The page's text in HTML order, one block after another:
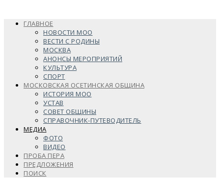
ГЛАВНОЕ
НОВОСТИ МОО
ВЕСТИ С РОДИНЫ
МОСКВА
АНОНСЫ МЕРОПРИЯТИЙ
КУЛЬТУРА
СПОРТ
МОСКОВСКАЯ ОСЕТИНСКАЯ ОБЩИНА
ИСТОРИЯ МОО
УСТАВ
СОВЕТ ОБЩИНЫ
СПРАВОЧНИК-ПУТЕВОДИТЕЛЬ
МЕДИА
ФОТО
ВИДЕО
ПРОБА ПЕРА
ПРЕДЛОЖЕНИЯ
ПОИСК